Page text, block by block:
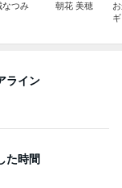
なつみ 朝花 美穂
ライン
た時間